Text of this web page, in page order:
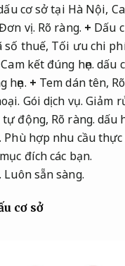
cơ sở tại Hà Nội,
vị. Rõ ràng. + Dấu
số thuế, Tối ưu chi
Cam kết đúng hẹn. dấu
hẹn. + Tem dán tên,
Gói dịch vụ. Giảm
tự động, Rõ ràng. dấu
Phù hợp nhu cầu thực
đích các bạn.
Luôn sẵn sàng.
cơ sở